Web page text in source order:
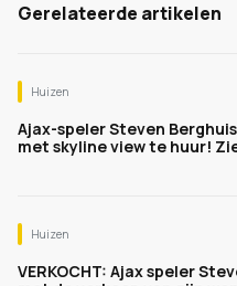
Gerelateerde artikelen
Huizen
Ajax-speler Steven
met skyline view te huur!
Huizen
VERKOCHT: Ajax speler